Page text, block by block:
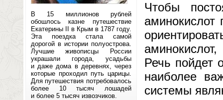
В 15 миллионов рублей
обошлось казне путешествие
Екатерины II в Крым в 1787 году.
Эта поездка стала самой
дорогой в истории полуострова.
Лучшие живописцы России
украшали города, усадьбы
и даже дома в деревнях, через
которые проходил путь царицы.
Для путешествия потребовалось
более 10 тысяч лошадей
и более 5 тысяч извозчиков.
Чтобы
аминокислот
Речь пойдет
наиболее
системы